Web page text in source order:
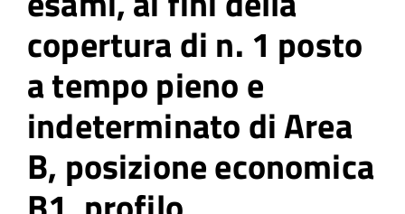
copertura di n. 1 posto
a tempo pieno e
indeterminato di Area
B, posizione economica